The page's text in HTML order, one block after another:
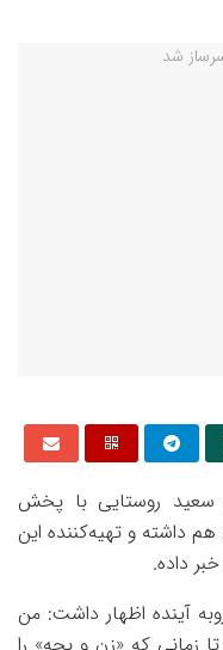
سعید روستایی با پخش
داشته و تهیه‌کننده این
داده.
آینده اظهار داشت: من